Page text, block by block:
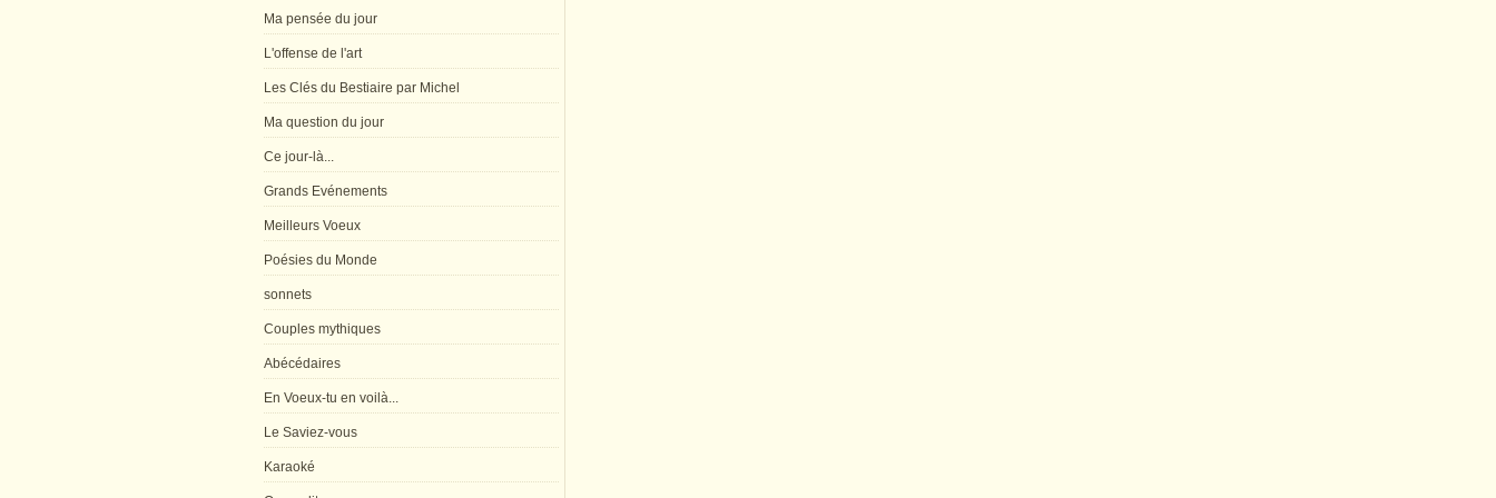
Ma pensée du jour
L'offense de l'art
Les Clés du Bestiaire par Michel
Ma question du jour
Ce jour-là...
Grands Evénements
Meilleurs Voeux
Poésies du Monde
sonnets
Couples mythiques
Abécédaires
En Voeux-tu en voilà...
Le Saviez-vous
Karaoké